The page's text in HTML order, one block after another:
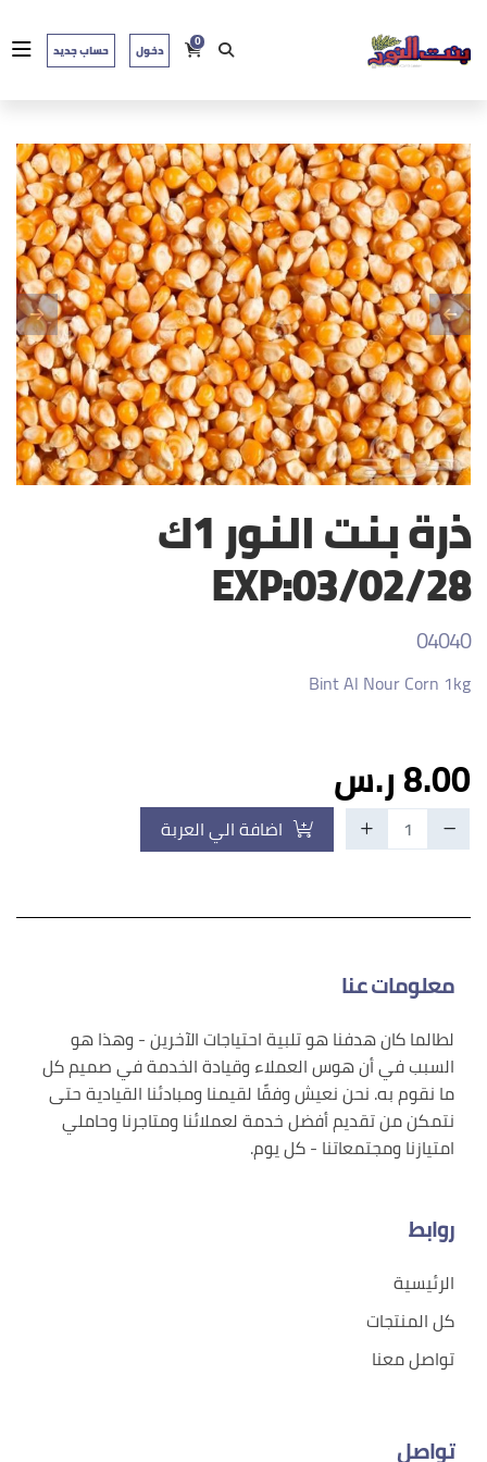
0 دخول حساب جديد
ذرة بنت النور 1ك
EXP:03/02/28
04040
Bint Al Nour Corn 1kg
8.00 ر.س
اضافة الي العربة
معلومات عنا
لطالما كان هدفنا هو تلبية احتياجات الآخرين - وهذا هو
السبب في أن هوس العملاء وقيادة الخدمة في صميم كل
ما نقوم به. نحن نعيش وفقًا لقيمنا ومبادئنا القيادية حتى
نتمكن من تقديم أفضل خدمة لعملائنا ومتاجرنا وحاملي
امتيازنا ومجتمعاتنا - كل يوم.
روابط
الرئيسية
كل المنتجات
تواصل معنا
تواصل